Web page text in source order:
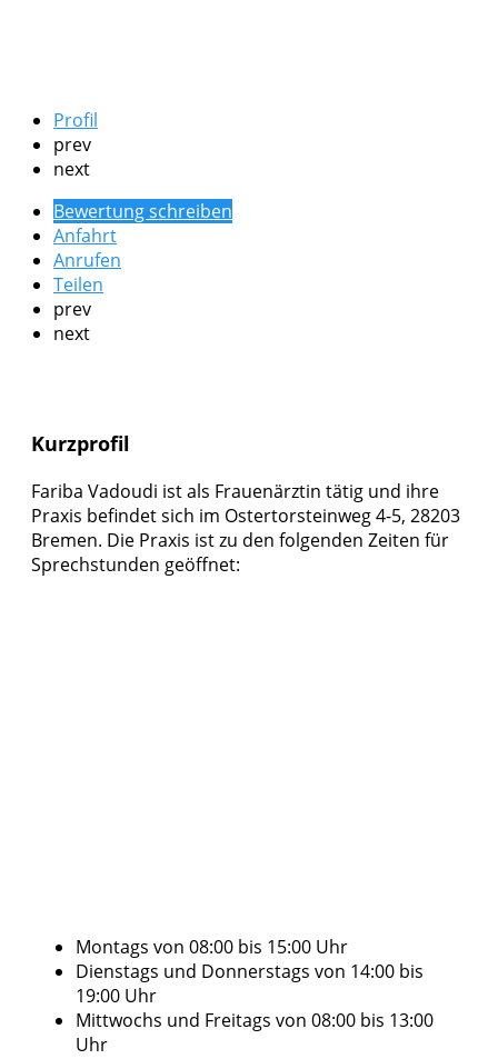
Profil
prev
next
Bewertung schreiben
Anfahrt
Anrufen
Teilen
prev
next
Kurzprofil
Fariba Vadoudi ist als Frauenärztin tätig und ihre
Praxis befindet sich im Ostertorsteinweg 4-5, 28203
Bremen. Die Praxis ist zu den folgenden Zeiten für
Sprechstunden geöffnet:
Montags von 08:00 bis 15:00 Uhr
Dienstags und Donnerstags von 14:00 bis
19:00 Uhr
Mittwochs und Freitags von 08:00 bis 13:00
Uhr